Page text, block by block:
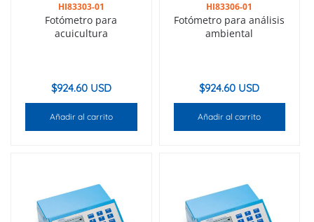
HI83303-01
Fotómetro para
acuicultura
$924.60 USD
Añadir al carrito
HI83306-01
Fotómetro para análisis
ambiental
$924.60 USD
Añadir al carrito